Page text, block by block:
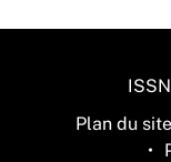
Plan du site